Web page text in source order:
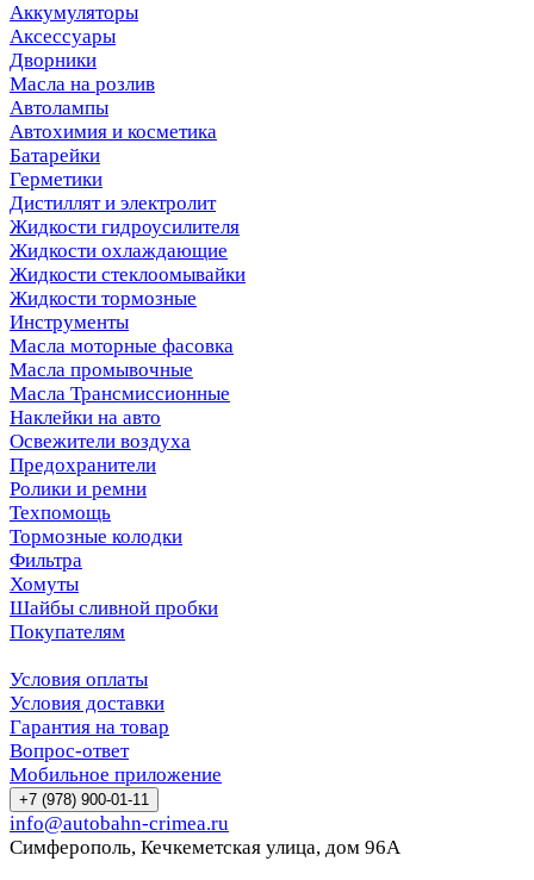
Аккумуляторы
Аксессуары
Дворники
Масла на розлив
Автолампы
Автохимия и косметика
Батарейки
Герметики
Дистиллят и электролит
Жидкости гидроусилителя
Жидкости охлаждающие
Жидкости стеклоомывайки
Жидкости тормозные
Инструменты
Масла моторные фасовка
Масла промывочные
Масла Трансмиссионные
Наклейки на авто
Освежители воздуха
Предохранители
Ролики и ремни
Техпомощь
Тормозные колодки
Фильтра
Хомуты
Шайбы сливной пробки
Покупателям
Условия оплаты
Условия доставки
Гарантия на товар
Вопрос-ответ
Мобильное приложение
+7 (978) 900-01-11
info@autobahn-crimea.ru
Симферополь, Кечкеметская улица, дом 96А